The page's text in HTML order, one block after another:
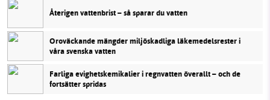
Återigen vattenbrist – så sparar du vatten
Oroväckande mängder miljöskadliga läkemedelsrester i
våra svenska vatten
Farliga evighetskemikalier i regnvatten överallt – och de
fortsätter spridas